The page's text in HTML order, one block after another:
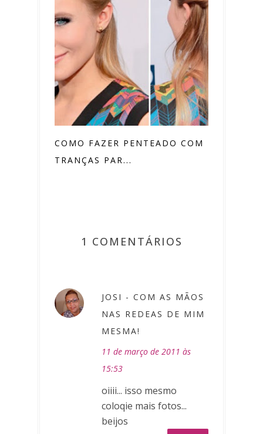
COMO FAZER PENTEADO COM
TRANÇAS PAR...
1 COMENTÁRIOS
JOSI - COM AS MÃOS
NAS REDEAS DE MIM
MESMA!
11 de março de 2011 às
15:53
oiiii... isso mesmo
coloqie mais fotos...
beijos